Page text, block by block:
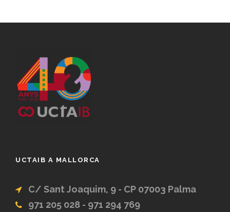
UCTAIB A MALLORCA
C/ Sant Joaquim, 9 - CP 07003 Palma
971 205 028 - 971 294 769